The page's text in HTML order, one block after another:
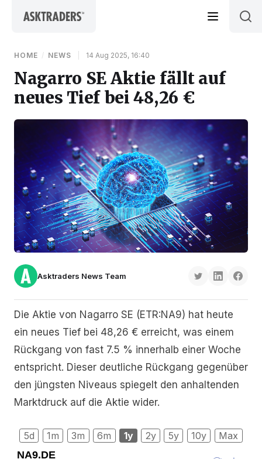
HOME / NEWS 14 Aug 2025, 16:40
Nagarro SE Aktie fällt auf
neues Tief bei 48,26 €
Asktraders News Team
Die Aktie von Nagarro SE (ETR:NA9) hat heute
ein neues Tief bei 48,26 € erreicht, was einem
Rückgang von fast 7.5 % innerhalb einer Woche
entspricht. Dieser deutliche Rückgang gegenüber
den jüngsten Niveaus spiegelt den anhaltenden
Marktdruck auf die Aktie wider.
5d 1m 3m 6m 1y 2y 5y 10y Max